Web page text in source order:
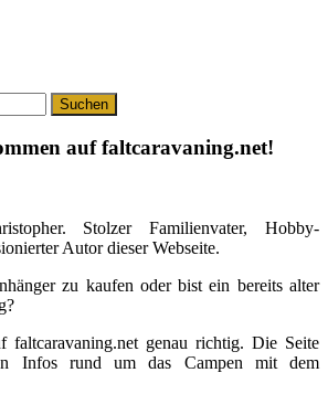
auf faltcaravaning.net!
Stolzer Familienvater, Hobby-
Autor dieser Webseite.
zu kaufen oder bist ein bereits alter
genau richtig. Die Seite
Infos rund um das Campen mit dem